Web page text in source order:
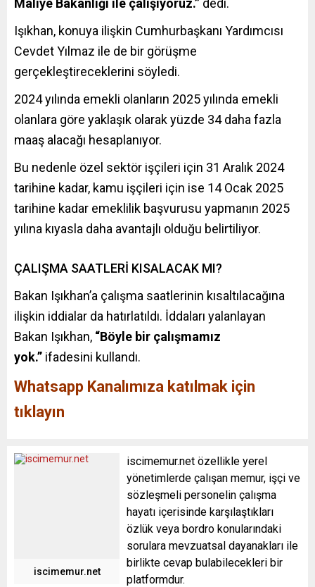
Işıkhan, konuya ilişkin Cumhurbaşkanı Yardımcısı
Cevdet Yılmaz ile de bir görüşme
gerçekleştireceklerini söyledi.
2024 yılında emekli olanların 2025 yılında emekli
olanlara göre yaklaşık olarak yüzde 34 daha fazla
maaş alacağı hesaplanıyor.
Bu nedenle özel sektör işçileri için 31 Aralık 2024
tarihine kadar, kamu işçileri için ise 14 Ocak 2025
tarihine kadar emeklilik başvurusu yapmanın 2025
yılına kıyasla daha avantajlı olduğu belirtiliyor.
ÇALIŞMA SAATLERİ KISALACAK MI?
Bakan Işıkhan’a çalışma saatlerinin kısaltılacağına
ilişkin iddialar da hatırlatıldı. İddaları yalanlayan
Bakan Işıkhan, “Böyle bir çalışmamız
yok.” ifadesini kullandı.
Whatsapp Kanalımıza katılmak için
tıklayın
iscimemur.net
iscimemur.net özellikle yerel
yönetimlerde çalışan memur, işçi ve
sözleşmeli personelin çalışma
hayatı içerisinde karşılaştıkları
özlük veya bordro konularındaki
sorulara mevzuatsal dayanakları ile
birlikte cevap bulabilecekleri bir
platformdur.